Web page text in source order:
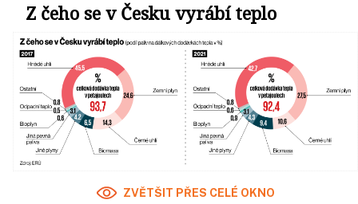
Z čeho se v Česku vyrábí teplo
ZVĚTŠIT PŘES CELÉ OKNO